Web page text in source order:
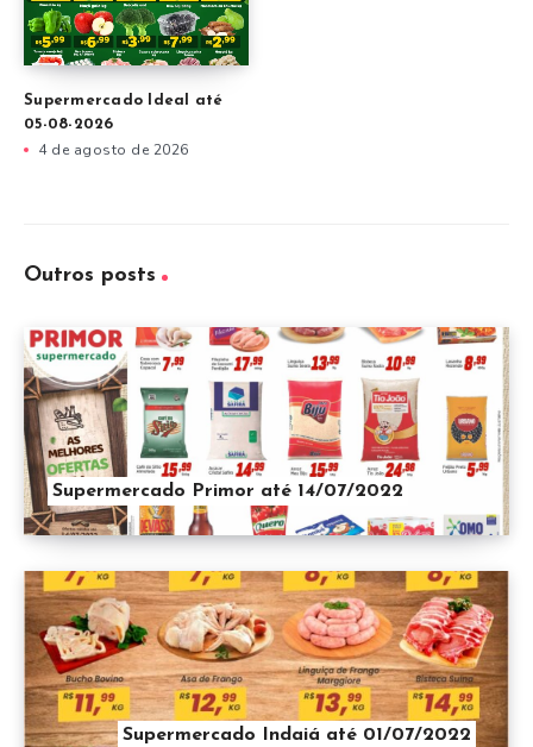
Supermercado Ideal até
05-08-2026
4 de agosto de 2026
Outros posts
Supermercado Primor até 14/07/2022
Supermercado Indaiá até 01/07/2022